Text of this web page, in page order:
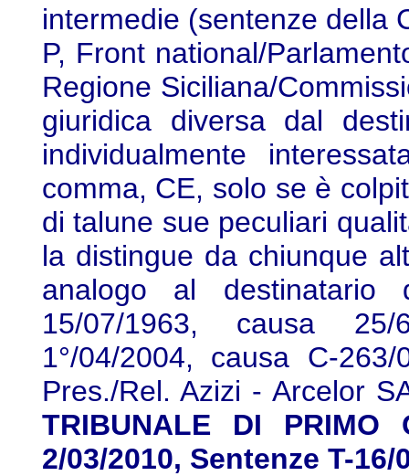
intermedie (sentenze della
P, Front national/
Regione Siciliana/
giuridica diversa dal
individualmente
comma, CE, solo se è
di talune sue peculiari
la distingue da chiunque
analogo al destinatario
15/07/1963, causa 25/
1°/04/2004, causa C-
Pres./Rel. Azizi - Arcelor
TRIBUNALE DI PRIMO
2/03/2010, Sentenze T-16/